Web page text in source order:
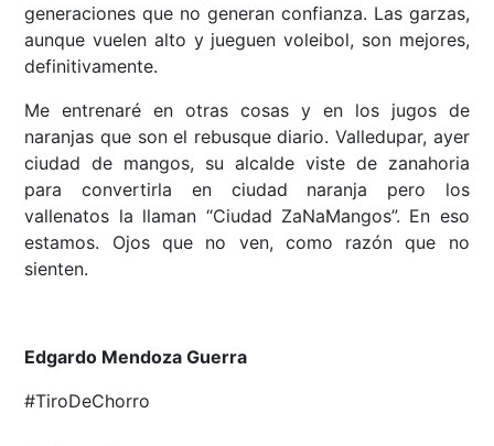
generaciones que no generan confianza. Las garzas,
aunque vuelen alto y jueguen voleibol, son mejores,
definitivamente.
Me entrenaré en otras cosas y en los jugos de
naranjas que son el rebusque diario. Valledupar, ayer
ciudad de mangos, su alcalde viste de zanahoria
para convertirla en ciudad naranja pero los
vallenatos la llaman “Ciudad ZaNaMangos”. En eso
estamos. Ojos que no ven, como razón que no
sienten.
Edgardo Mendoza Guerra
#TiroDeChorro